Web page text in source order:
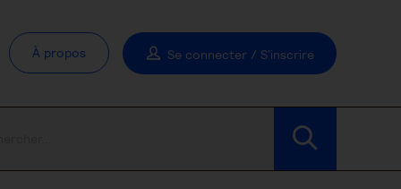
À propos Se connecter / S'inscrire